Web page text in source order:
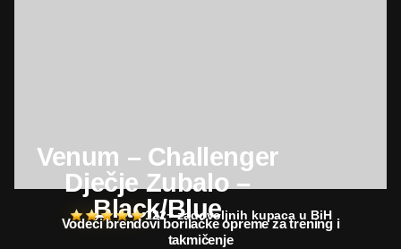
Venum – Challenger
Dječje Zubalo –
Black/Blue
122+ zadovoljnih kupaca u BiH
Vodeći brendovi borilačke opreme za trening i
takmičenje